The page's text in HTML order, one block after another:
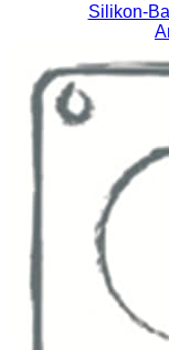
Silikon-